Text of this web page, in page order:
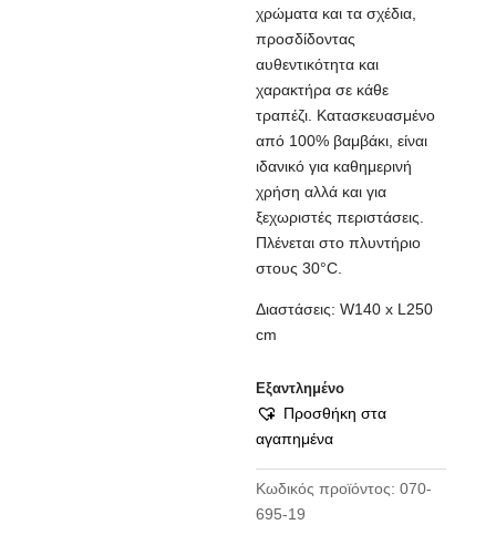
χρώματα και τα σχέδια,
προσδίδοντας
αυθεντικότητα και
χαρακτήρα σε κάθε
τραπέζι. Κατασκευασμένο
από 100% βαμβάκι, είναι
ιδανικό για καθημερινή
χρήση αλλά και για
ξεχωριστές περιστάσεις.
Πλένεται στο πλυντήριο
στους 30°C.
Διαστάσεις: W140 x L250
cm
Εξαντλημένο
Προσθήκη στα
αγαπημένα
Κωδικός προϊόντος:070-
695-19